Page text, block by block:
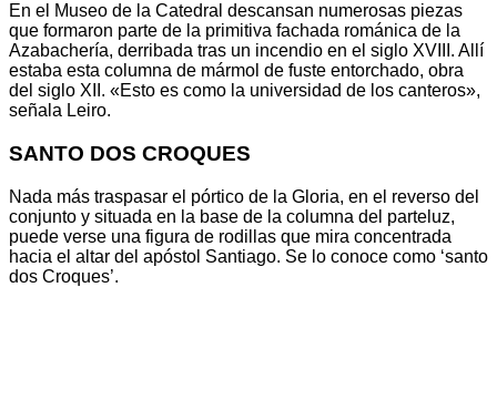
En el Museo de la Catedral descansan numerosas piezas
que formaron parte de la primitiva fachada románica de la
Azabachería, derribada tras un incendio en el siglo XVIII. Allí
estaba esta columna de mármol de fuste entorchado, obra
del siglo XII. «Esto es como la universidad de los canteros»,
señala Leiro.
SANTO DOS CROQUES
Nada más traspasar el pórtico de la Gloria, en el reverso del
conjunto y situada en la base de la columna del parteluz,
puede verse una figura de rodillas que mira concentrada
hacia el altar del apóstol Santiago. Se lo conoce como ‘santo
dos Croques’.